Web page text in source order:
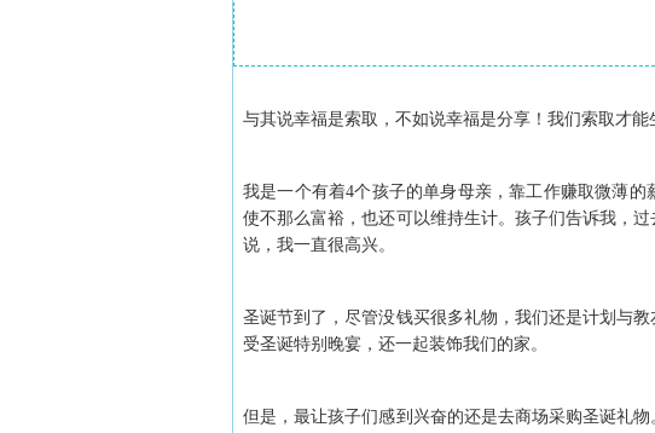
与其说幸福是索取，不如说幸福是分享！我们索取才能
我是一个有着4个孩子的单身母亲，靠工作赚取微薄
使不那么富裕，也还可以维持生计。孩子们告诉我，
说，我一直很高兴。
圣诞节到了，尽管没钱买很多礼物，我们还是计划与
受圣诞特别晚宴，还一起装饰我们的家。
但是，最让孩子们感到兴奋的还是去商场采购圣诞礼